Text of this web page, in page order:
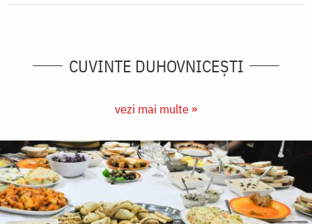
CUVINTE DUHOVNICEȘTI
vezi mai multe »